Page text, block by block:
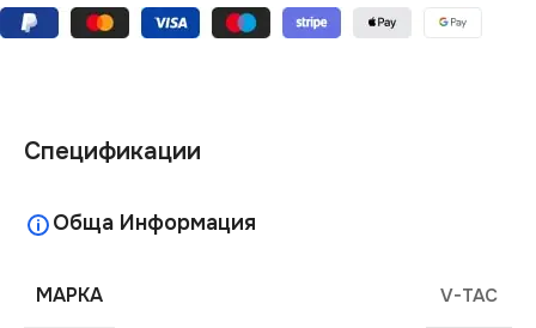
Спецификации
Обща Информация
МАРКА V-TAC